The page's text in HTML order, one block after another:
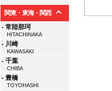
関東・東海・関西
- 常陸那珂
HITACHINAKA
- 川崎
KAWASAKI
- 千葉
CHIBA
- 豊橋
TOYOHASHI